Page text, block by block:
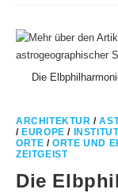
Die
ARCHITEKTUR /
/ EUROPE /
ORTE /ORTE UND
ZEITGEIST
Die